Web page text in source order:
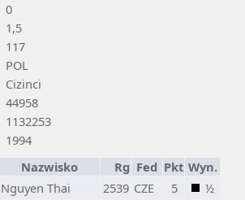
0
1,5
117
POL
Cizinci
44958
1132253
1994
Nazwisko Rg Fed Pkt Wyn.
Nguyen Thai 2539 CZE 5
½